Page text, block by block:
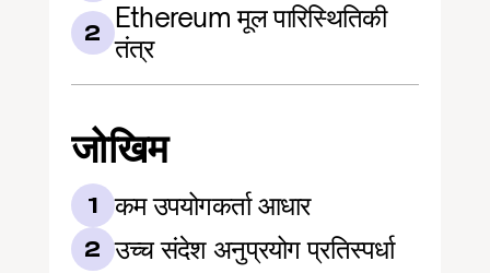
2 Ethereum मूल पारिस्थितिकी
तंत्र
जोखिम
1 कम उपयोगकर्ता आधार
2 उच्च संदेश अनुप्रयोग प्रतिस्पर्धा